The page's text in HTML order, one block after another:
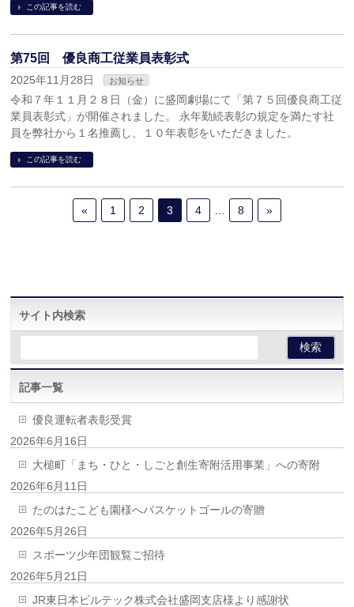
この記事を読む
第75回 優良商工従業員表彰式
2025年11月28日 お知らせ
令和７年１１月２８日（金）に盛岡劇場にて「第７５回優良商工従
業員表彰式」が開催されました。 永年勤続表彰の規定を満たす社
員を弊社から１名推薦し、１０年表彰をいただきました。
この記事を読む
« 1 2 3 4 8 »
サイト内検索
記事一覧
優良運転者表彰受賞
2026年6月16日
大槌町「まち・ひと・しごと創生寄附活用事業」への寄附
2026年6月11日
たのはたこども園様へバスケットゴールの寄贈
2026年5月26日
スポーツ少年団観覧ご招待
2026年5月21日
JR東日本ビルテック株式会社盛岡支店様より感謝状